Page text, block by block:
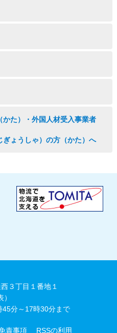
た）・外国人材受入事業者
ぎょうしゃ）の方（かた）へ
３丁目１番地１
分～17時30分まで
責事項 RSSの利用